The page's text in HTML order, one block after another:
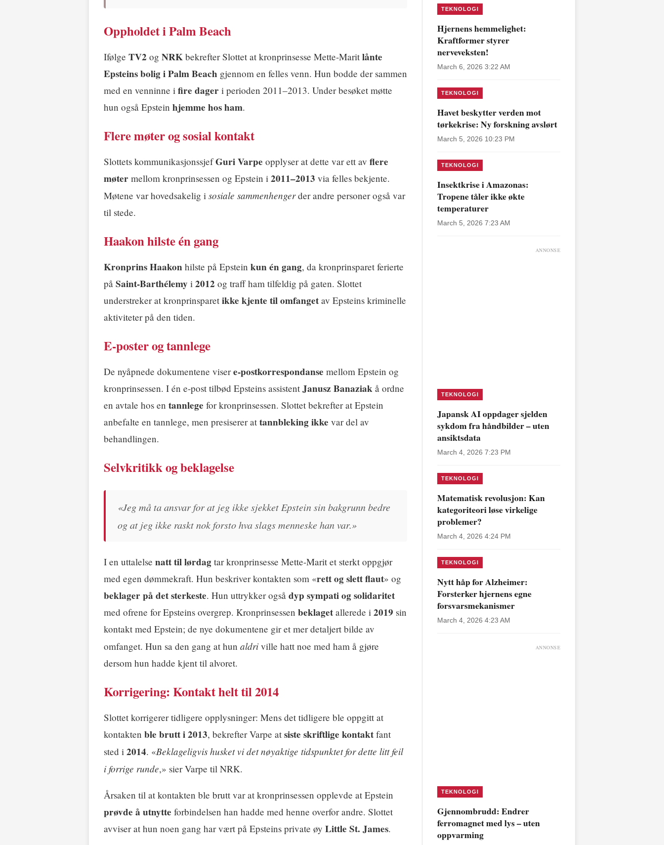
Oppholdet i Palm Beach
Ifølge TV2 og NRK bekrefter Slottet at kronprinsesse Mette-Marit lånte
Epsteins bolig i Palm Beach gjennom en felles venn. Hun bodde der sammen
med en venninne i fire dager i perioden 2011–2013. Under besøket møtte
hun også Epstein hjemme hos ham.
Flere møter og sosial kontakt
Slottets kommunikasjonssjefGuri Varpe opplyser at dette var ett av flere
møter mellom kronprinsessen og Epstein i 2011–2013 via felles bekjente.
Møtene var hovedsakelig i sosiale sammenhengerder andre personer også var
til stede.
Haakon hilste én gang
Kronprins Haakon hilste på Epstein kun én gang, da kronprinsparet ferierte
på Saint-Barthélemy i 2012 og traff ham tilfeldig på gaten. Slottet
understreker at kronprinsparet ikke kjente til omfanget av Epsteins kriminelle
aktiviteter på den tiden.
E-poster og tannlege
De nyåpnede dokumentene visere-postkorrespondanse mellom Epstein og
kronprinsessen. I én e-post tilbød Epsteins assistent Janusz Banaziak å ordne
en avtale hos en tannlege for kronprinsessen. Slottet bekrefter at Epstein
anbefalte en tannlege, men presiserer at tannbleking ikke var del av
behandlingen.
Selvkritikk og beklagelse
«Jeg må ta ansvar for at jeg ikke sjekket Epstein sin bakgrunn bedre
og at jeg ikke raskt nok forsto hva slags menneske han var.»
I en uttalelse natt til lørdag tar kronprinsesse Mette-Marit et sterkt oppgjør
med egen dømmekraft. Hun beskriver kontakten som «rett og slett flaut» og
beklager på det sterkeste. Hun uttrykker også dyp sympati og solidaritet
med ofrene for Epsteins overgrep. Kronprinsessen beklaget allerede i 2019 sin
kontakt med Epstein; de nye dokumentene gir et mer detaljert bilde av
omfanget. Hun sa den gang at hun aldriville hatt noe med ham å gjøre
dersom hun hadde kjent til alvoret.
Korrigering: Kontakt helt til 2014
Slottet korrigerer tidligere opplysninger: Mens det tidligere ble oppgitt at
kontakten ble brutt i 2013, bekrefter Varpe at siste skriftlige kontakt fant
sted i 2014. «Beklageligvis husket vi det nøyaktige tidspunktet for dette litt feil
i forrige runde,» sier Varpe til NRK.
Årsaken til at kontakten ble brutt var at kronprinsessen opplevde at Epstein
prøvde å utnytte forbindelsen han hadde med henne overfor andre. Slottet
avviser at hun noen gang har vært på Epsteins private øy Little St. James.
TEKNOLOGI
Hjernens hemmelighet:
Kraftformer styrer
nerveveksten!
March 6, 2026 3:22 AM
TEKNOLOGI
Havet beskytter verden mot
tørkekrise: Ny forskning avslørt
March 5, 2026 10:23 PM
TEKNOLOGI
Insektkrise i Amazonas:
Tropene tåler ikke økte
temperaturer
March 5, 2026 7:23 AM
ANNONSE
TEKNOLOGI
Japansk AI oppdager sjelden
sykdom fra håndbilder – uten
ansiktsdata
March 4, 2026 7:23 PM
TEKNOLOGI
Matematisk revolusjon: Kan
kategoriteori løse virkelige
problemer?
March 4, 2026 4:24 PM
TEKNOLOGI
Nytt håp for Alzheimer:
Forsterker hjernens egne
forsvarsmekanismer
March 4, 2026 4:23 AM
ANNONSE
TEKNOLOGI
Gjennombrudd: Endrer
ferromagnet med lys – uten
oppvarming